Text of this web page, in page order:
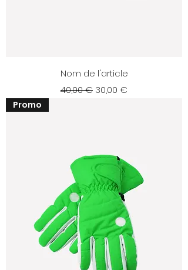
Nom de l'article
Prix original
40,00 € Prix promotionnel
30,00 €
Promo